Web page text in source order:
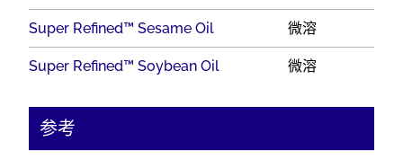
Super Refined™ Sesame Oil 微溶
Super Refined™ Soybean Oil 微溶
参考